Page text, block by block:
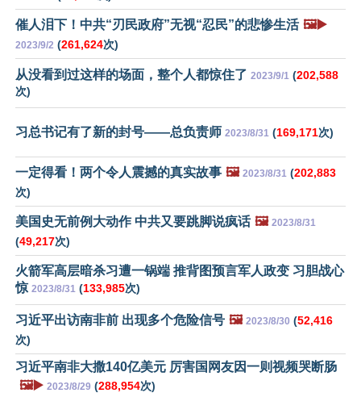
催人泪下！中共“刃民政府”无视“忍民”的悲惨生活 🖼️▶️
2023/9/2 (261,624次)
从没看到过这样的场面，整个人都惊住了 2023/9/1 (202,588
次)
习总书记有了新的封号——总负责师 2023/8/31 (169,171次)
一定得看！两个令人震撼的真实故事 🖼️ 2023/8/31 (202,883
次)
美国史无前例大动作 中共又要跳脚说疯话 🖼️ 2023/8/31
(49,217次)
火箭军高层暗杀习遭一锅端 推背图预言军人政变 习胆战心
惊 2023/8/31 (133,985次)
习近平出访南非前 出现多个危险信号 🖼️ 2023/8/30 (52,416
次)
习近平南非大撒140亿美元 厉害国网友因一则视频哭断肠
🖼️▶️ 2023/8/29 (288,954次)